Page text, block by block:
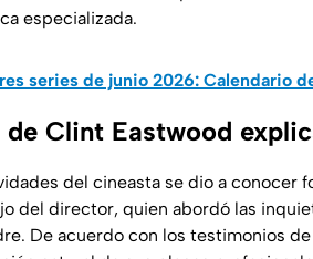
especializada.
series de junio 2026: Calendario
Clint Eastwood
del cineasta se dio a conocer
del director, quien abordó las
De acuerdo con los testimonios